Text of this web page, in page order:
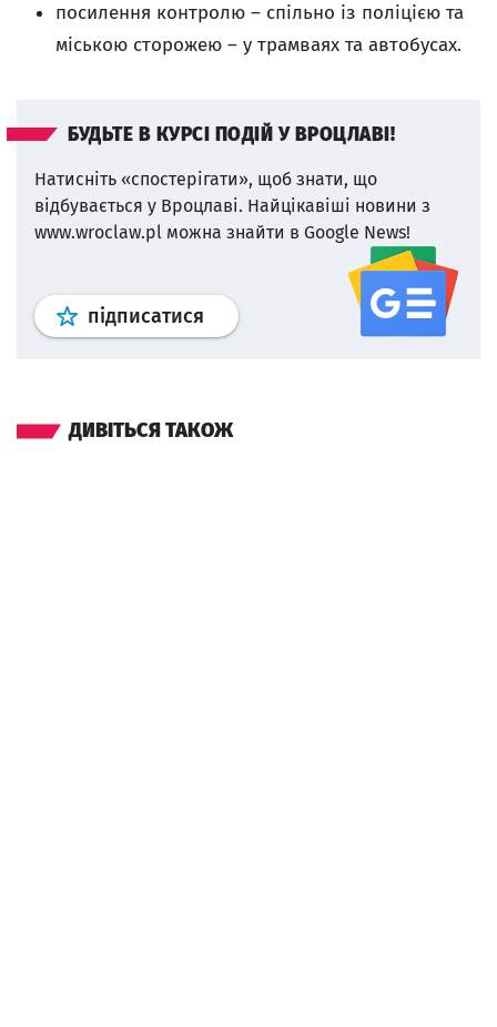
посилення контролю – спільно із поліцією та
міською сторожею – у трамваях та автобусах.
БУДЬТЕ В КУРСІ ПОДІЙ У ВРОЦЛАВІ!
Натисніть «спостерігати», щоб знати, що
відбувається у Вроцлаві. Найцікавіші новини з
www.wroclaw.pl можна знайти в Google News!
підписатися Профіль google news
ДИВІТЬСЯ ТАКОЖ